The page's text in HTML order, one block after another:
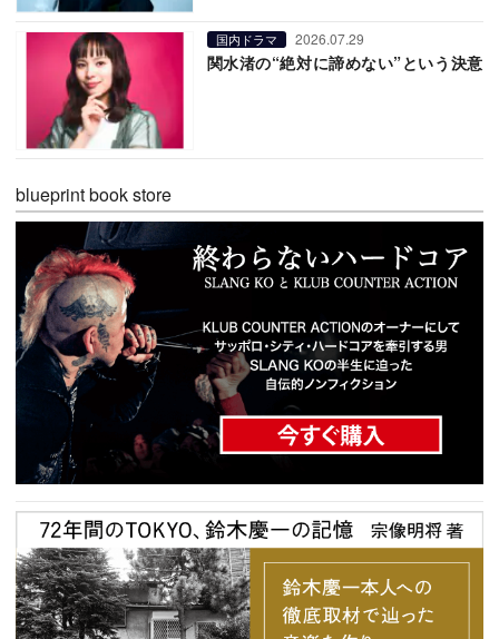
国内ドラマ 2026.07.29
関水渚の“絶対に諦めない”という決意
blueprint book store